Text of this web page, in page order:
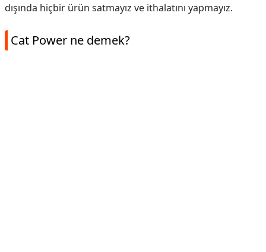
dışında hiçbir ürün satmayız ve ithalatını yapmayız.
Cat Power ne demek?